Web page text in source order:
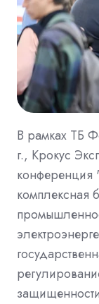
В рамках ТБ
г., Крокус
конференция
комплексная